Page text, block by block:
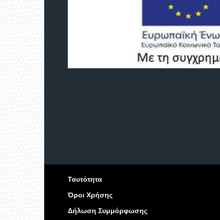
Ταυτότητα
Όροι Χρήσης
Δήλωση Συμμόρφωσης